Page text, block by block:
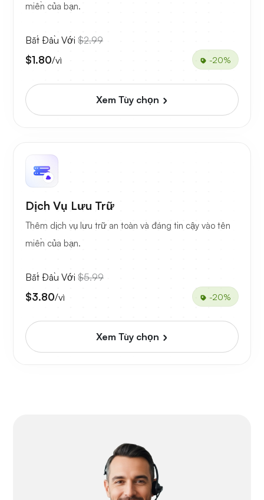
miền của bạn.
Bắt Đầu Với $2.99
$1.80/vì -20%
Xem Tùy chọn
Dịch Vụ Lưu Trữ
Thêm dịch vụ lưu trữ an toàn và đáng tin cậy vào tên
miền của bạn.
Bắt Đầu Với $5.99
$3.80/vì -20%
Xem Tùy chọn